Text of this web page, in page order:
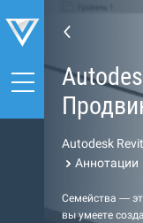
Autodesk
Аннотации
Семейства —
вы умеете